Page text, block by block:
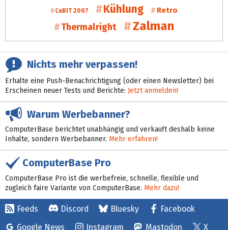
CeBIT 2007 Kühlung Retro
Thermalright Zalman
Nichts mehr verpassen!
Erhalte eine Push-Benachrichtigung (oder einen Newsletter) bei
Erscheinen neuer Tests und Berichte: Jetzt anmelden!
Warum Werbebanner?
ComputerBase berichtet unabhängig und verkauft deshalb keine
Inhalte, sondern Werbebanner. Mehr erfahren!
ComputerBase Pro
ComputerBase Pro ist die werbefreie, schnelle, flexible und
zugleich faire Variante von ComputerBase. Mehr dazu!
Feeds Discord Bluesky
Facebook
Google News
Instagram Mastodon X